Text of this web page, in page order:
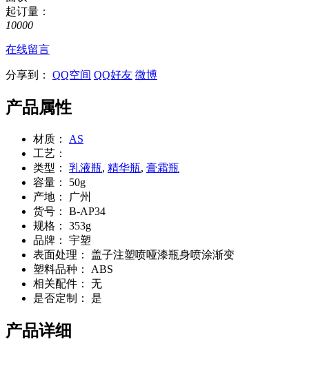
起订量：
10000
在线留言
分享到： QQ空间 QQ好友 微博
产品属性
材质：
AS
工艺：
类型：
乳液瓶, 精华瓶, 膏霜瓶
容量：
50g
产地：
广州
货号：
B-AP34
规格：
353g
品牌：
宇塑
表面处理：
盖子注塑喷哑漆瓶身喷涂渐变
塑料品种：
ABS
相关配件：
无
是否定制：
是
产品详细